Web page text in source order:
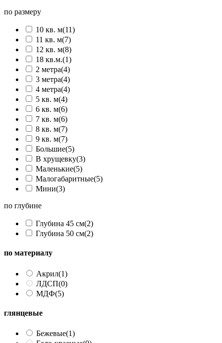
по размеру
10 кв. м(11)
11 кв. м(7)
12 кв. м(8)
18 кв.м.(1)
2 метра(4)
3 метра(4)
4 метра(4)
5 кв. м(4)
6 кв. м(6)
7 кв. м(6)
8 кв. м(7)
9 кв. м(7)
Большие(5)
В хрущевку(3)
Маленькие(5)
Малогабаритные(5)
Мини(3)
по глубине
Глубина 45 см(2)
Глубина 50 см(2)
по материалу
Акрил(1)
ЛДСП(0)
МДФ(5)
глянцевые
Бежевые(1)